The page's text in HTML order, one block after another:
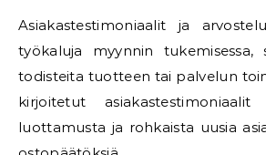
Asiakastestimoniaalit ja
työkaluja myynnin
todisteita tuotteen tai palvelun
kirjoitetut
luottamusta ja rohkaista uusia